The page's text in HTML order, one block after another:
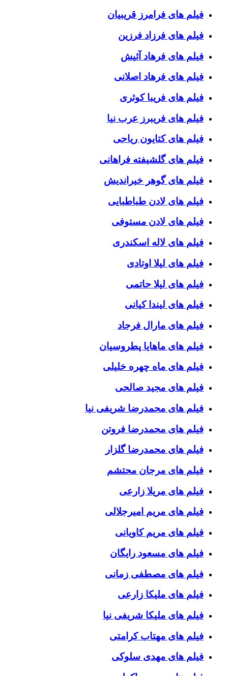
فیلم های فرامرز قریبیان
فیلم های فرزاد فرزین
فیلم های فرهاد آئیش
فیلم های فرهاد اصلانی
فیلم های فریبا کوثری
فیلم های فریبرز عرب نیا
فیلم های کتایون ریاحی
فیلم های گلشیفته فراهانی
فیلم های گوهر خیراندیش
فیلم های لادن طباطبایی
فیلم های لادن مستوفی
فیلم های لاله اسکندری
فیلم های لیلا اوتادی
فیلم های لیلا حاتمی
فیلم های لیندا کیانی
فیلم های مارال فرجاد
فیلم های ماهایا پطروسیان
فیلم های ماه چهره خلیلی
فیلم های مجید صالحی
فیلم های محمدرضا شریفی نیا
فیلم های محمدرضا فروتن
فیلم های محمدرضا گلزار
فیلم های مرجان محتشم
فیلم های مریلا زارعی
فیلم های مریم امیرجلالی
فیلم های مریم کاویانی
فیلم های مسعود رایگان
فیلم های مصطفی زمانی
فیلم های ملیکا زارعی
فیلم های ملیکا شریفی نیا
فیلم های مهتاب کرامتی
فیلم های مهدی سلوکی